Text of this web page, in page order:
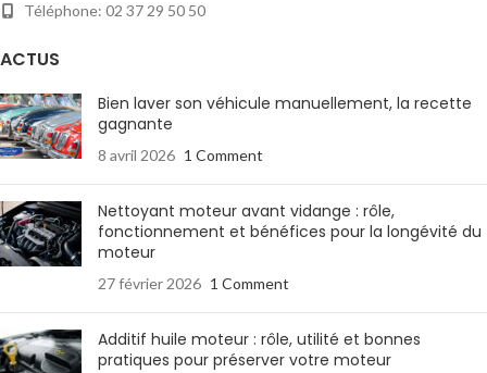
Téléphone: 02 37 29 50 50
ACTUS
Bien laver son véhicule manuellement, la recette
gagnante
8 avril 2026 1 Comment
Nettoyant moteur avant vidange : rôle,
fonctionnement et bénéfices pour la longévité du
moteur
27 février 2026 1 Comment
Additif huile moteur : rôle, utilité et bonnes
pratiques pour préserver votre moteur